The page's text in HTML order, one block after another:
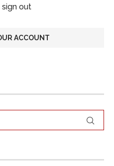
sign out